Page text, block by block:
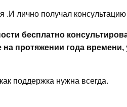
.И лично получал
бесплатно
на протяжении года
поддержка нужна всегда.